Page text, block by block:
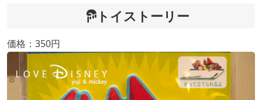
トイストーリー
価格：350円